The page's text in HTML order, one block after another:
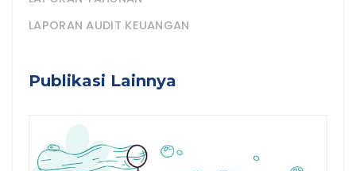
LAPORAN AUDIT KEUANGAN
Publikasi Lainnya